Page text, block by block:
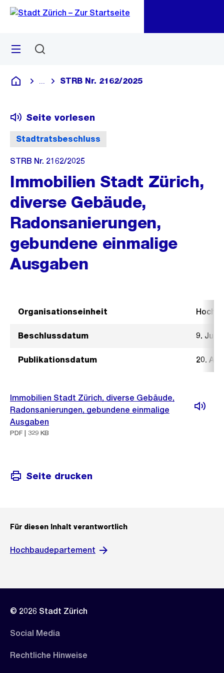
Navigation
Sprunglink
Menü
Deutsch
Blende alle Breadcrumbs ein
STRB Nr. 2162/2025
Stadtratsbeschluss
Seite vorlesen
STRB Nr. 2162/2025
Immobilien Stadt Zürich,
diverse Gebäude,
Radonsanierungen,
gebundene einmalige
Ausgaben
Organisationseinheit
Beschlussdatum 9. Juli
Publikationsdatum 20.
Immobilien Stadt Zürich, diverse Gebäude,
Radonsanierungen, gebundene einmalige
Ausgaben
PDF | 329 KB
Seite drucken
Für diesen Inhalt verantwortlich
Hochbaudepartement
© 2026 Stadt Zürich
Social Media
Rechtliche Hinweise